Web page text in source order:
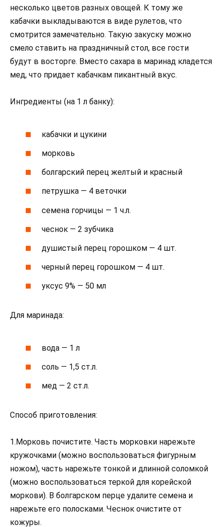
несколько цветов разных овощей. К тому же
кабачки выкладываются в виде рулетов, что
смотрится замечательно. Такую закуску можно
смело ставить на праздничный стол, все гости
будут в восторге. Вместо сахара в маринад кладется
мед, что придает кабачкам пикантный вкус.
Ингредиенты (на 1 л банку):
кабачки и цукини
морковь
болгарский перец желтый и красный
петрушка — 4 веточки
семена горчицы — 1 ч.л.
чеснок — 2 зубчика
душистый перец горошком — 4 шт.
черный перец горошком — 4 шт.
уксус 9% — 50 мл
Для маринада:
вода — 1 л
соль — 1,5 ст.л.
мед — 2 ст.л.
Способ приготовления:
1.Морковь почистите. Часть морковки нарежьте
кружочками (можно воспользоваться фигурным
ножом), часть нарежьте тонкой и длинной соломкой
(можно воспользоваться теркой для корейской
моркови). В болгарском перце удалите семена и
нарежьте его полосками. Чеснок очистите от
кожуры.